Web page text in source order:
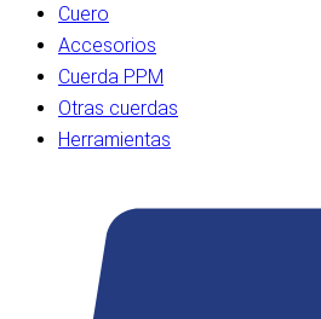
Cuero
Accesorios
Cuerda PPM
Otras cuerdas
Herramientas